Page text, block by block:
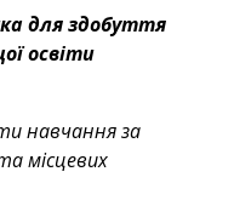
освіти
навчання за
місцевих